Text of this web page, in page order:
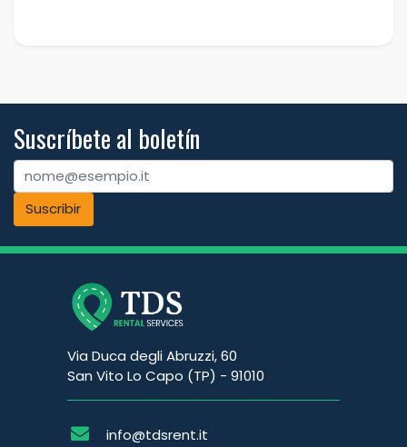
Suscríbete al boletín
Suscribir
Via Duca degli Abruzzi, 60
San Vito Lo Capo (TP) - 91010
info@tdsrent.it